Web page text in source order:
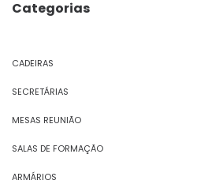
Categorias
CADEIRAS
SECRETÁRIAS
MESAS REUNIÃO
SALAS DE FORMAÇÃO
ARMÁRIOS